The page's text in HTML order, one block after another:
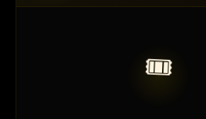
Cadastre-se ao lado e
05
HORAS
:20
MIN